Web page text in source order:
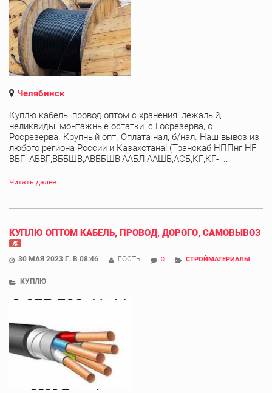
Челябинск
Куплю кабель, провод оптом с хранения, лежалый,
неликвиды, монтажные остатки, с Госрезерва, с
Росрезерва. Крупный опт. Оплата нал, б/нал. Наш вывоз из
любого региона России и Казахстана! (Транскаб НППнг HF,
ВВГ, АВВГ,ВББШВ,АВББШВ,ААБЛ,ААШВ,АСБ,КГ,КГ- ...
Читать далее
КУПЛЮ ОПТОМ КАБЕЛЬ, ПРОВОД, ДОРОГО, САМОВЫВОЗ
30 МАЯ 2023 Г. В 08:46 ГОСТЬ 0 СТРОЙМАТЕРИАЛЫ
КУПЛЮ